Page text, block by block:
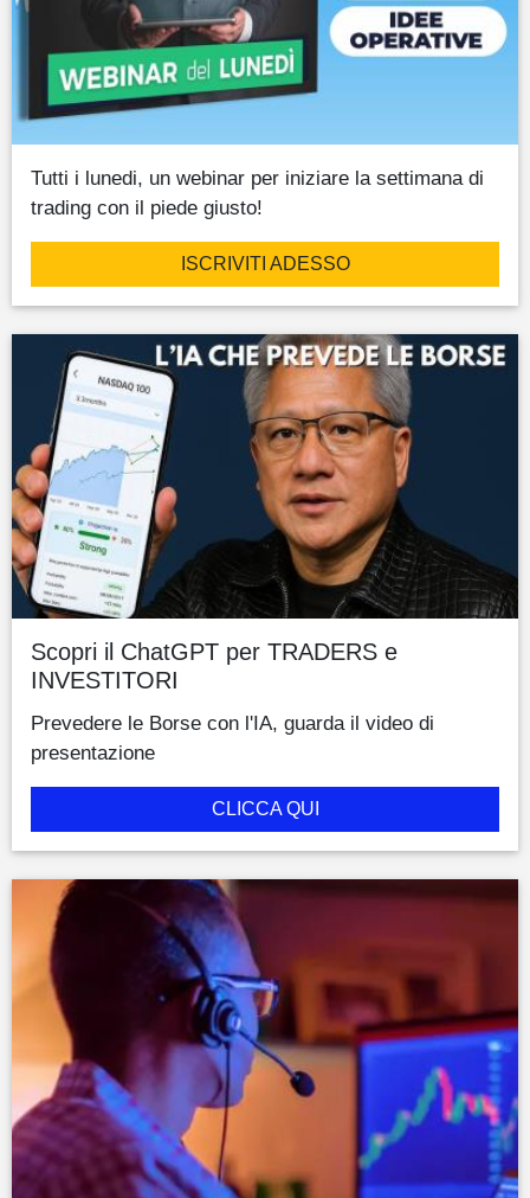
Tutti i lunedi, un webinar per iniziare la settimana di
trading con il piede giusto!
ISCRIVITI ADESSO
Scopri il ChatGPT per TRADERS e
INVESTITORI
Prevedere le Borse con l'IA, guarda il video di
presentazione
CLICCA QUI